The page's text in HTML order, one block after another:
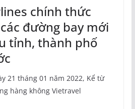
chính thức
đường bay mới
tỉnh, thành phố
21 tháng 01 năm 2022, Kể từ
hàng không Vietravel